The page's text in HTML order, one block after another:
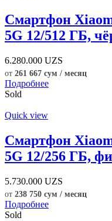
Смартфон
5G 12/512 ГБ,
6.280.000 UZS
от 261 667 сум / месяц
Подробнее
Sold
Quick view
Смартфон
5G 12/256 ГБ,
5.730.000 UZS
от 238 750 сум / месяц
Подробнее
Sold